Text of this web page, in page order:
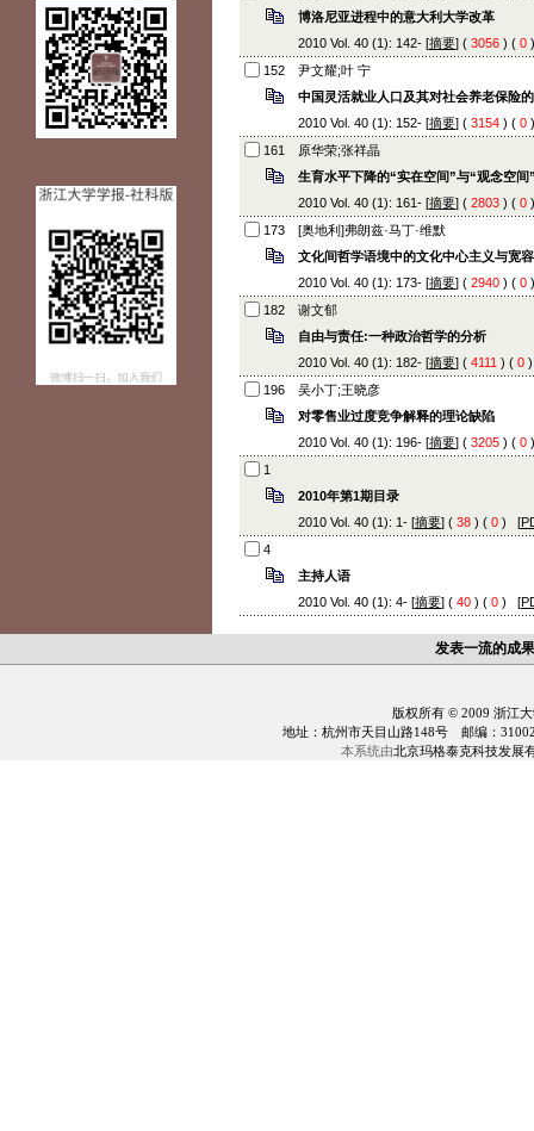
博洛尼亚进程中的意大利大学改革
2010 Vol. 40 (1): 142- [摘要] ( 3056 ) ( 0
152
尹文耀;叶 宁
中国灵活就业人口及其对社会养老保险
2010 Vol. 40 (1): 152- [摘要] ( 3154 ) ( 0
161
原华荣;张祥晶
生育水平下降的“实在空间”与“观念空间
2010 Vol. 40 (1): 161- [摘要] ( 2803 ) ( 0
173
[奥地利]弗朗兹·马丁·维默
文化间哲学语境中的文化中心主义与宽容
2010 Vol. 40 (1): 173- [摘要] ( 2940 ) ( 0
182
谢文郁
自由与责任:一种政治哲学的分析
2010 Vol. 40 (1): 182- [摘要] ( 4111 ) ( 0
196
吴小丁;王晓彦
对零售业过度竞争解释的理论缺陷
2010 Vol. 40 (1): 196- [摘要] ( 3205 ) ( 0
1
2010年第1期目录
2010 Vol. 40 (1): 1- [摘要] ( 38 ) ( 0 ) [
4
主持人语
2010 Vol. 40 (1): 4- [摘要] ( 40 ) ( 0 ) [
发表一流的成
版权所有 © 2009 浙江
地址：杭州市天目山路148号 邮编：
本系统由北京玛格泰克科技发展